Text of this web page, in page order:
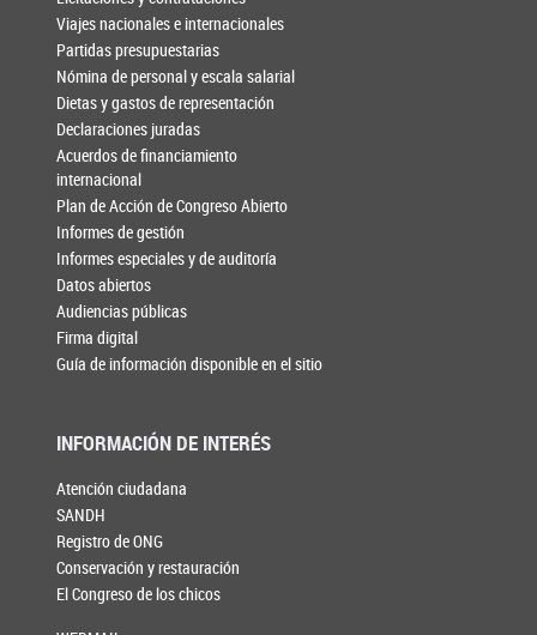
Viajes nacionales e internacionales
Partidas presupuestarias
Nómina de personal y escala salarial
Dietas y gastos de representación
Declaraciones juradas
Acuerdos de financiamiento
internacional
Plan de Acción de Congreso Abierto
Informes de gestión
Informes especiales y de auditoría
Datos abiertos
Audiencias públicas
Firma digital
Guía de información disponible en el sitio
INFORMACIÓN DE INTERÉS
Atención ciudadana
SANDH
Registro de ONG
Conservación y restauración
El Congreso de los chicos